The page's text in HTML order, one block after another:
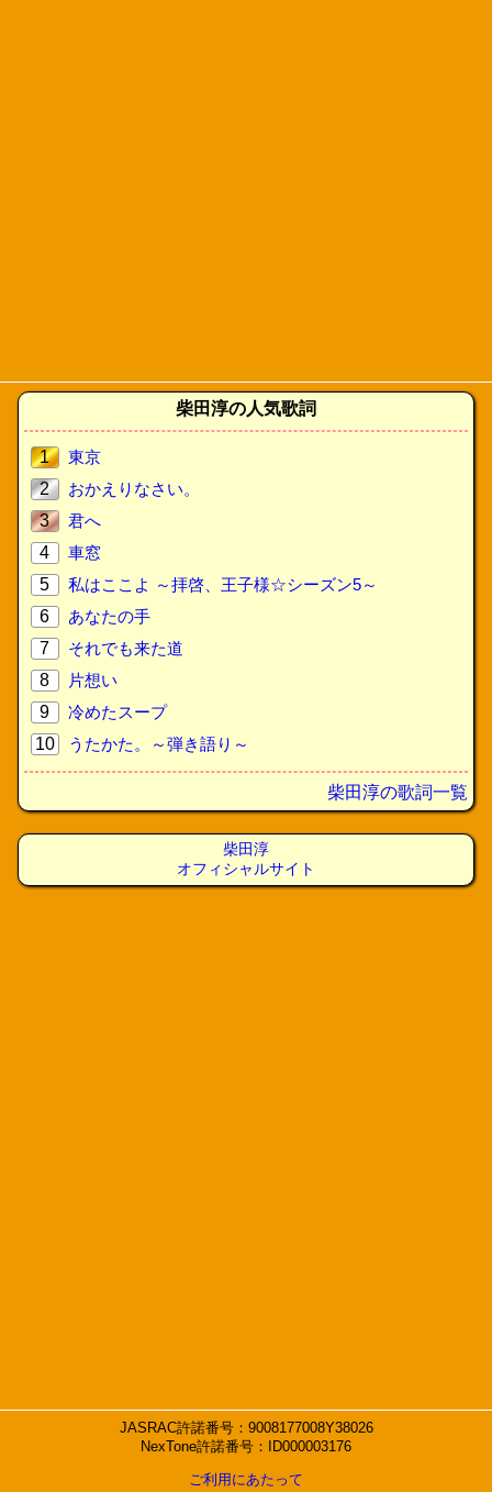
柴田淳の人気歌詞
1
東京
2
おかえりなさい。
3
君へ
4
車窓
5
私はここよ ～拝啓、王子様☆シーズン5～
6
あなたの手
7
それでも来た道
8
片想い
9
冷めたスープ
10
うたかた。～弾き語り～
柴田淳の歌詞一覧
柴田淳
オフィシャルサイト
JASRAC許諾番号：9008177008Y38026
NexTone許諾番号：ID000003176
ご利用にあたって